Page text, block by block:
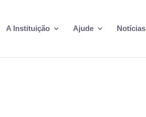
A Instituição Ajude Notícias